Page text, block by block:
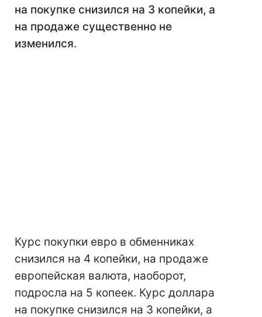
на покупке снизился на 3 копейки, а
на продаже существенно не
изменился.
Курс покупки евро в обменниках
снизился на 4 копейки, на продаже
европейская валюта, наоборот,
подросла на 5 копеек. Курс доллара
на покупке снизился на 3 копейки, а